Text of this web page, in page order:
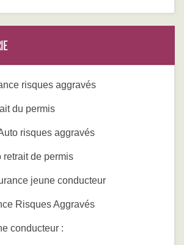
risques aggravés
du permis
risques aggravés
retrait de permis
jeune conducteur
Risques Aggravés
conducteur :